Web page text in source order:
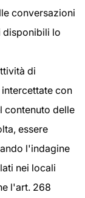
conversazioni
disponibili lo
di
con
contenuto delle
essere
l'indagine
nei locali
l'art. 268